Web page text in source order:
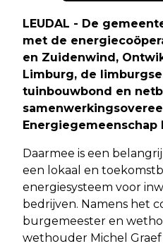
LEUDAL - De
met de
en Zuidenwind,
Limburg, de
tuinbouwbond en
Daarmee is een
een lokaal en
energiesysteem voor
bedrijven. Namens het
burgemeester en
wethouder Michel